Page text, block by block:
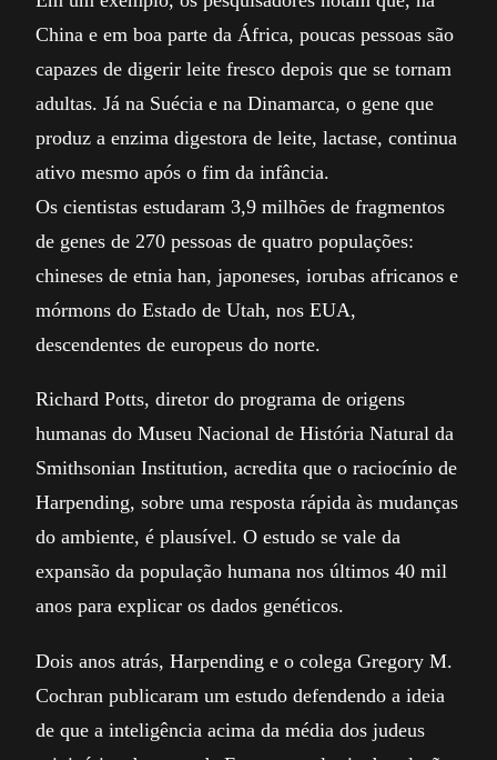
China e em boa parte da África, poucas pessoas são
capazes de digerir leite fresco depois que se tornam
adultas. Já na Suécia e na Dinamarca, o gene que
produz a enzima digestora de leite, lactase, continua
ativo mesmo após o fim da infância.
Os cientistas estudaram 3,9 milhões de fragmentos
de genes de 270 pessoas de quatro populações:
chineses de etnia han, japoneses, iorubas africanos e
mórmons do Estado de Utah, nos EUA,
descendentes de europeus do norte.
Richard Potts, diretor do programa de origens
humanas do Museu Nacional de História Natural da
Smithsonian Institution, acredita que o raciocínio de
Harpending, sobre uma resposta rápida às mudanças
do ambiente, é plausível. O estudo se vale da
expansão da população humana nos últimos 40 mil
anos para explicar os dados genéticos.
Dois anos atrás, Harpending e o colega Gregory M.
Cochran publicaram um estudo defendendo a ideia
de que a inteligência acima da média dos judeus